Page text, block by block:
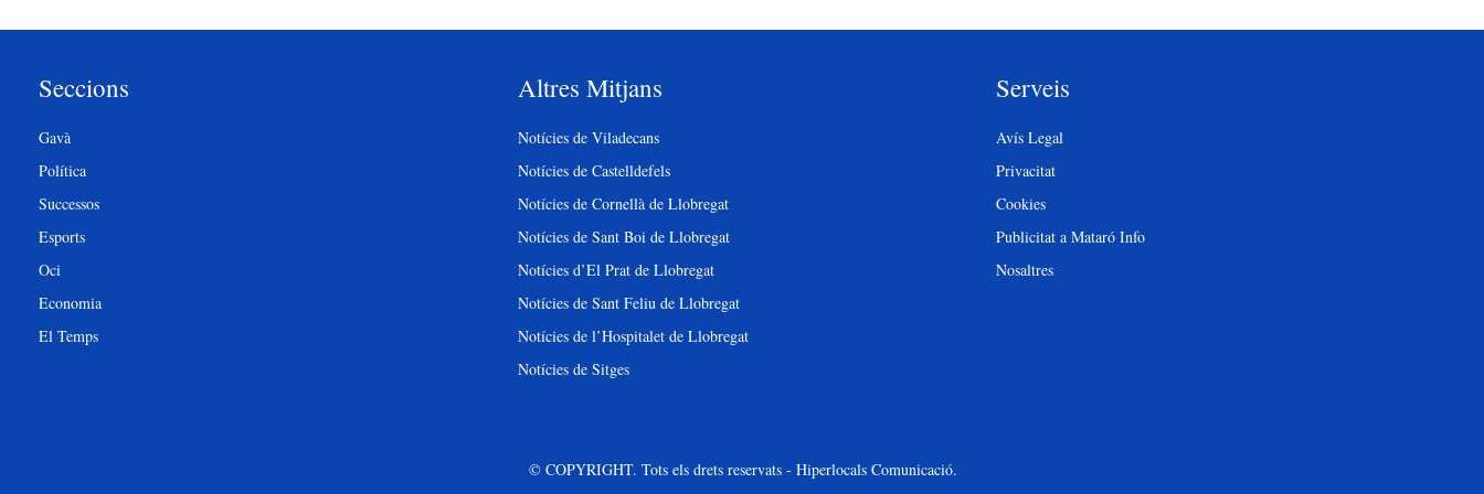
Seccions
Gavà
Política
Successos
Esports
Oci
Economia
El Temps
Altres Mitjans
Notícies de Viladecans
Notícies de Castelldefels
Notícies de Cornellà de Llobregat
Notícies de Sant Boi de Llobregat
Notícies d’El Prat de Llobregat
Notícies de Sant Feliu de Llobregat
Notícies de l’Hospitalet de Llobregat
Notícies de Sitges
Serveis
Avís Legal
Privacitat
Cookies
Publicitat a Mataró Info
Nosaltres
© COPYRIGHT. Tots els drets reservats - Hiperlocals Comunicació.